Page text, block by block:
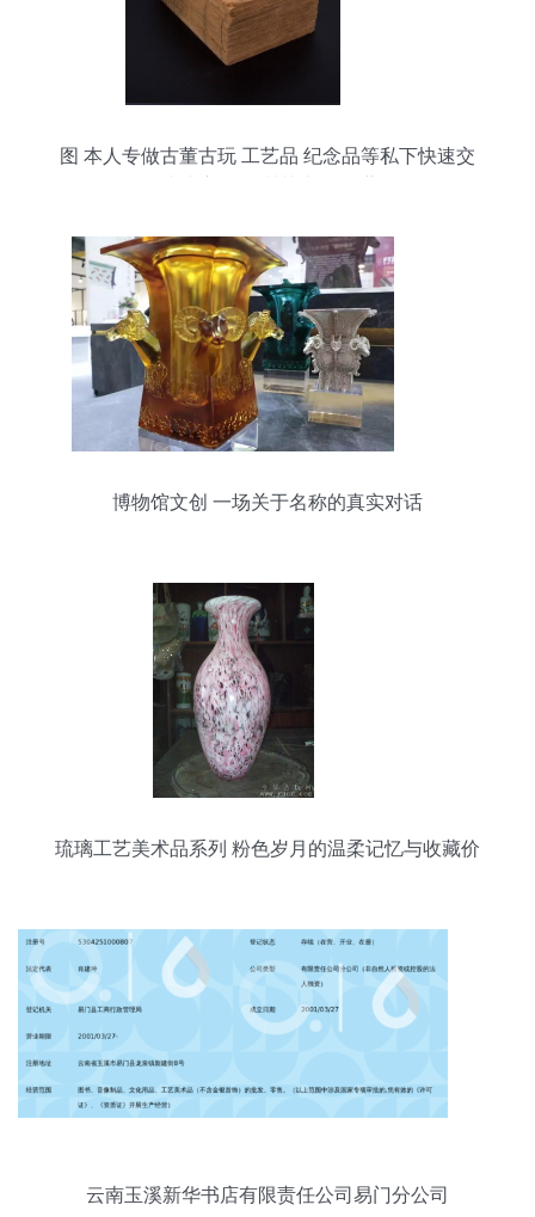
图 本人专做古董古玩 工艺品 纪念品等私下快速交
博物馆文创 一场关于名称的真实对话
琉璃工艺美术品系列 粉色岁月的温柔记忆与收藏价
云南玉溪新华书店有限责任公司易门分公司